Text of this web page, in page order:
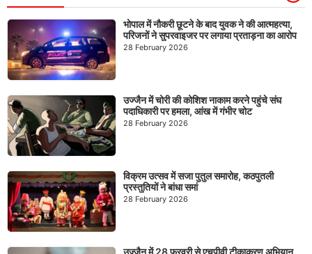
भोपाल में नौकरी छूटने के बाद युवक ने की आत्महत्या,
परिजनों ने सुपरवाइजर पर लगाया प्रताड़ना का आरोप
28 February 2026
उज्जैन में चोरी की कोशिश नाकाम करने पहुंचे संघ
पदाधिकारी पर हमला, आंख में गंभीर चोट
28 February 2026
विक्रम उत्सव में सजा पुतुल समारोह, कठपुतली
प्रस्तुतियों ने बांधा समां
28 February 2026
उज्जैन में 28 फरवरी से एचपीवी टीकाकरण अभियान,